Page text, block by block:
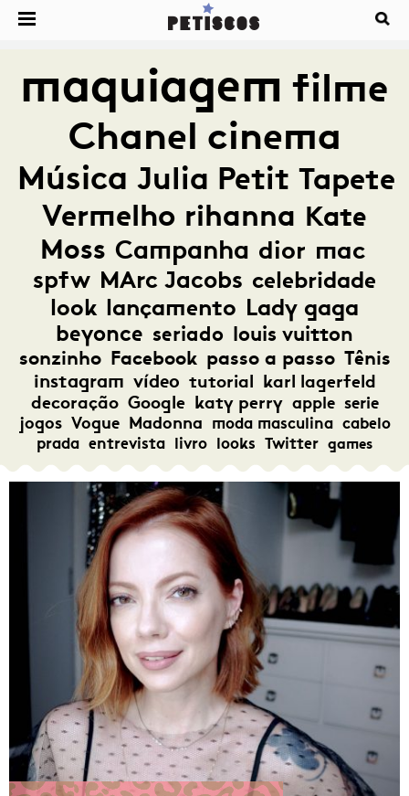
maquiagem filme
Chanel cinema
Música Julia Petit Tapete
Vermelho rihanna Kate
Moss Campanha dior mac
spfw MArc Jacobs celebridade
look lançamento Lady gaga
beyonce seriado louis vuitton
sonzinho Facebook passo a passo Tênis
instagram vídeo tutorial karl lagerfeld
decoração Google katy perry apple serie
jogos Vogue Madonna moda masculina cabelo
prada entrevista livro looks Twitter games